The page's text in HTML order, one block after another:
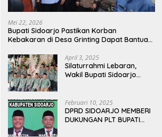
Mei 22, 2026
Bupati Sidoarjo Pastikan Korban
Kebakaran di Desa Grinting Dapat Bantuan
April 3, 2025
Silaturrahmi Lebaran,
Wakil Bupati Sidoarjo
Februari 10, 2025
DPRD SIDOARJO MEMBERI
DUKUNGAN PLT BUPATI